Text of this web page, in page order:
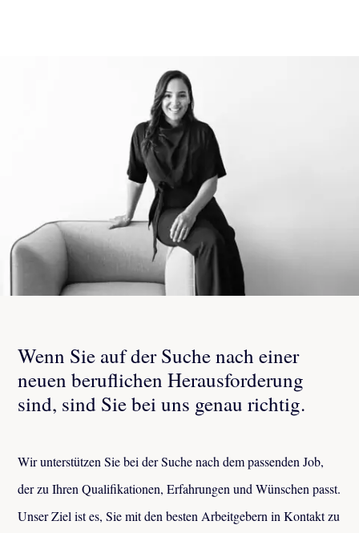
Wenn Sie auf der Suche nach einer
neuen beruflichen Herausforderung
sind, sind Sie bei uns genau richtig.
Wir unterstützen Sie bei der Suche nach dem passenden Job,
der zu Ihren Qualifikationen, Erfahrungen und Wünschen passt.
Unser Ziel ist es, Sie mit den besten Arbeitgebern in Kontakt zu